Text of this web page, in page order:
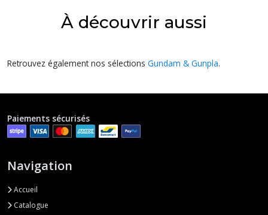
À découvrir aussi
Retrouvez également nos sélections Gundam & Gunpla.
Paiements sécurisés
Navigation
Accueil
Catalogue